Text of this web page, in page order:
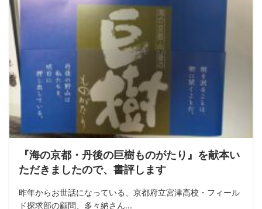
『海の京都・丹後の巨樹ものがたり』を献本い
ただきましたので、書評します
昨年からお世話になっている、京都府立宮津高校・フィール
ド探求部の顧問、多々納さん...